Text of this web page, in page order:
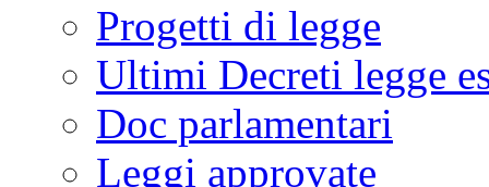
Progetti di legge
Ultimi Decreti legge
Doc parlamentari
Leggi approvate